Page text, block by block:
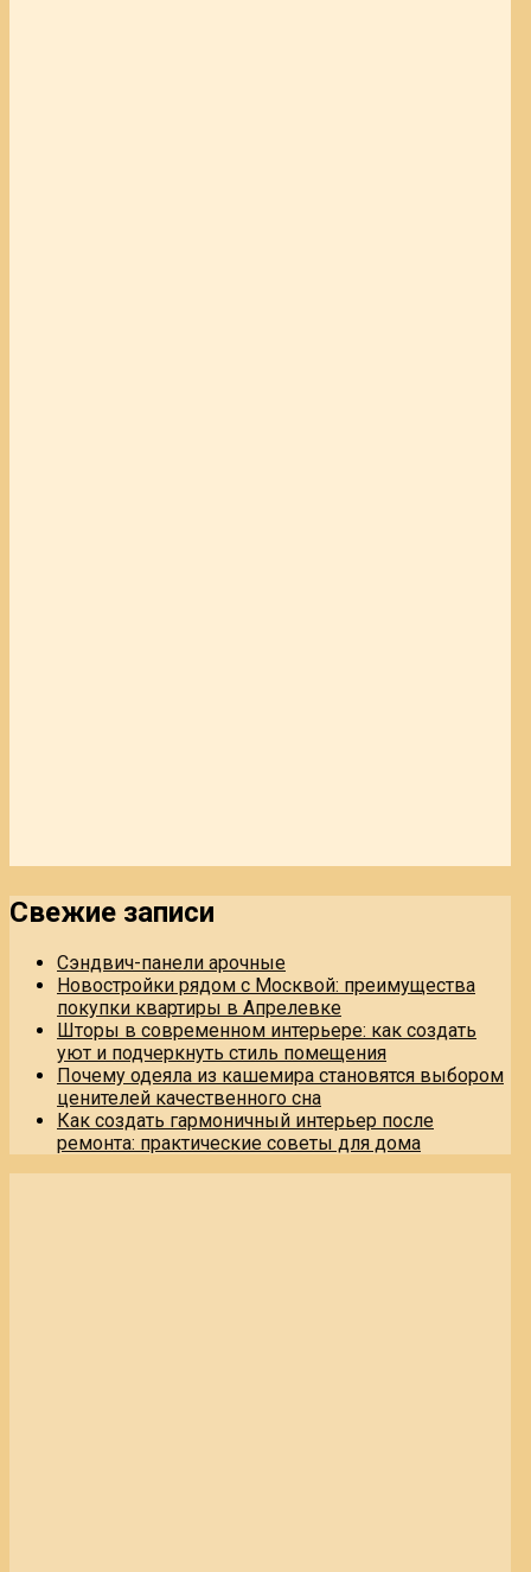
Свежие записи
Сэндвич-панели арочные
Новостройки рядом с Москвой: преимущества
покупки квартиры в Апрелевке
Шторы в современном интерьере: как создать
уют и подчеркнуть стиль помещения
Почему одеяла из кашемира становятся выбором
ценителей качественного сна
Как создать гармоничный интерьер после
ремонта: практические советы для дома